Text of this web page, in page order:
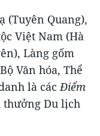
(Tuyên Quang),
Việt Nam (Hà
Làng gốm
Văn hóa, Thể
là cácĐiểm
thưởng Du lịch